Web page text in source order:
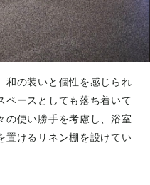
和の装いと個性を感じられ
ペースとしても落ち着いて
の使い勝手を考慮し、浴室
置けるリネン棚を設けてい